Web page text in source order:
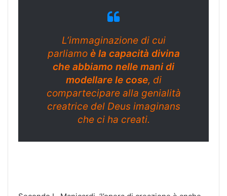
L’immaginazione di cui
parliamo è la capacità divina
che abbiamo nelle mani di
modellare le cose, di
compartecipare alla genialità
creatrice del Deus imaginans
che ci ha creati.